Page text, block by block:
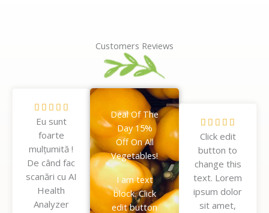
Customers Reviews
    5
Eu sunt
foarte
mulțumită !
De când fac
scanări cu AI
Health
Analyzer
Deal Of The
Day 15%
Off On All
Vegetables!
I am text
block. Click
edit button
    
/
5
Click edit
button to
change this
text. Lorem
ipsum dolor
sit amet,